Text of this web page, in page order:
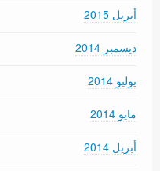
أبريل 2015
ديسمبر 2014
يوليو 2014
مايو 2014
أبريل 2014